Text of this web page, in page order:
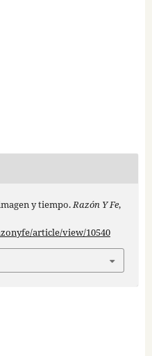
y tiempo.Razón Y Fe,
article/view/10540